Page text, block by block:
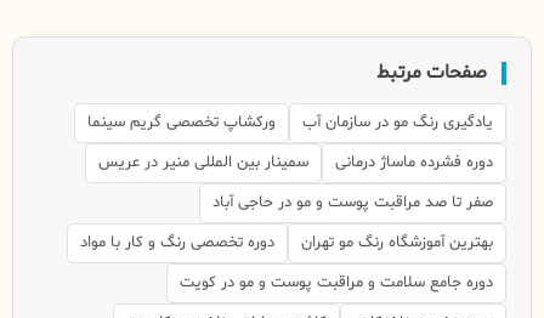
صفحات مرتبط
یادگیری رنگ مو در سازمان آب
ورکشاپ تخصصی گریم سینما
دوره فشرده ماساژ درمانی
سمینار بین المللی منیر در عریس
صفر تا صد مراقبت پوست و مو در حاجی آباد
بهترین آموزشگاه رنگ مو تهران
دوره تخصصی رنگ و کار با مواد
دوره جامع سلامت و مراقبت پوست و مو در کویت